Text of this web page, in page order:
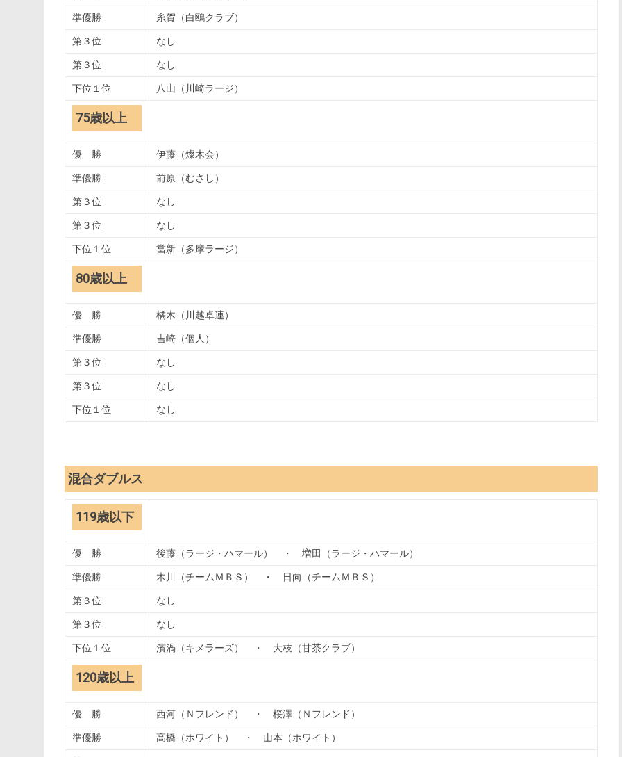
準優勝 糸賀（白鴎クラブ）
第３位 なし
第３位 なし
下位１位 八山（川崎ラージ）
75歳以上
優 勝 伊藤（燦木会）
準優勝 前原（むさし）
第３位 なし
第３位 なし
下位１位 當新（多摩ラージ）
80歳以上
優 勝 橘木（川越卓連）
準優勝 吉崎（個人）
第３位 なし
第３位 なし
下位１位 なし
混合ダブルス
119歳以下
優 勝 後藤（ラージ・ハマール） ・ 増田（ラージ・ハマール）
準優勝 木川（チームＭＢＳ） ・ 日向（チームＭＢＳ）
第３位 なし
第３位 なし
下位１位 濱渦（キメラーズ） ・ 大枝（甘茶クラブ）
120歳以上
優 勝 西河（Ｎフレンド） ・ 桜澤（Ｎフレンド）
準優勝 高橋（ホワイト） ・ 山本（ホワイト）